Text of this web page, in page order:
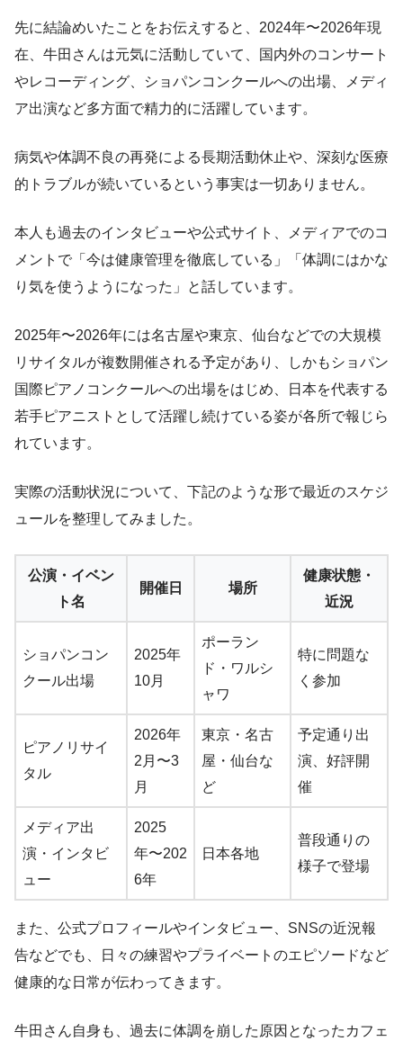
先に結論めいたことをお伝えすると、2024年〜2026年現
在、牛田さんは元気に活動していて、国内外のコンサート
やレコーディング、ショパンコンクールへの出場、メディ
ア出演など多方面で精力的に活躍しています。
病気や体調不良の再発による長期活動休止や、深刻な医療
的トラブルが続いているという事実は一切ありません。
本人も過去のインタビューや公式サイト、メディアでのコ
メントで「今は健康管理を徹底している」「体調にはかな
り気を使うようになった」と話しています。
2025年〜2026年には名古屋や東京、仙台などでの大規模
リサイタルが複数開催される予定があり、しかもショパン
国際ピアノコンクールへの出場をはじめ、日本を代表する
若手ピアニストとして活躍し続けている姿が各所で報じら
れています。
実際の活動状況について、下記のような形で最近のスケジ
ュールを整理してみました。
公演・イベン
ト名
開催日 場所
健康状態・
近況
ショパンコン
クール出場
2025年
10月
ポーラン
ド・ワルシ
ャワ
特に問題な
く参加
ピアノリサイ
タル
2026年
2月〜3
月
東京・名古
屋・仙台な
ど
予定通り出
演、好評開
催
メディア出
演・インタビ
ュー
2025
年〜202
6年
日本各地
普段通りの
様子で登場
また、公式プロフィールやインタビュー、SNSの近況報
告などでも、日々の練習やプライベートのエピソードなど
健康的な日常が伝わってきます。
牛田さん自身も、過去に体調を崩した原因となったカフェ